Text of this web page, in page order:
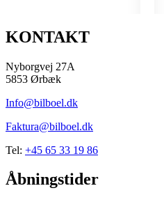
0-100 km/t.
3,8
Topfart
333 km/h
Vægt
KONTAKT
Nyborgvej 27A
5853 Ørbæk
Info@bilboel.dk
Faktura@bilboel.dk
Tel: +45 65 33 19 86
Åbningstider